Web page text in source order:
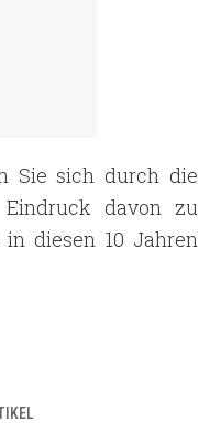
Sie sich durch die
davon zu
diesen 10 Jahren